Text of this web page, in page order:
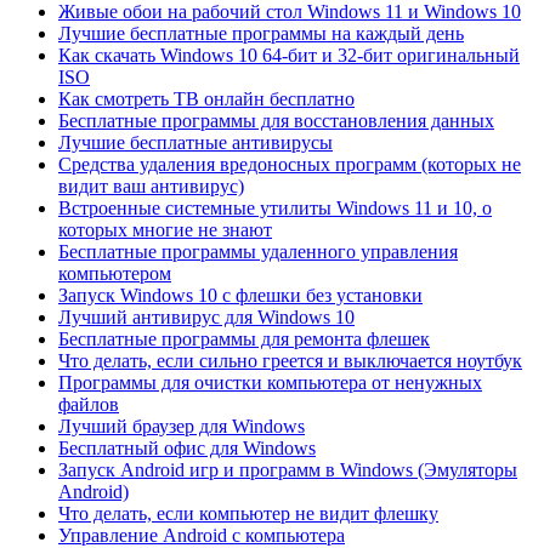
Живые обои на рабочий стол Windows 11 и Windows 10
Лучшие бесплатные программы на каждый день
Как скачать Windows 10 64-бит и 32-бит оригинальный
ISO
Как смотреть ТВ онлайн бесплатно
Бесплатные программы для восстановления данных
Лучшие бесплатные антивирусы
Средства удаления вредоносных программ (которых не
видит ваш антивирус)
Встроенные системные утилиты Windows 11 и 10, о
которых многие не знают
Бесплатные программы удаленного управления
компьютером
Запуск Windows 10 с флешки без установки
Лучший антивирус для Windows 10
Бесплатные программы для ремонта флешек
Что делать, если сильно греется и выключается ноутбук
Программы для очистки компьютера от ненужных
файлов
Лучший браузер для Windows
Бесплатный офис для Windows
Запуск Android игр и программ в Windows (Эмуляторы
Android)
Что делать, если компьютер не видит флешку
Управление Android с компьютера